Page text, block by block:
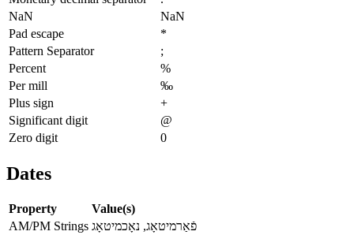
NaN
NaN
Pad escape
*
Pattern Separator
;
Percent
%
Per mill
‰
Plus sign
+
Significant digit
@
Zero digit
0
Dates
Property
Value(s)
AM/PM Strings פֿאַרמיטאָג, נאָכמיטאָג